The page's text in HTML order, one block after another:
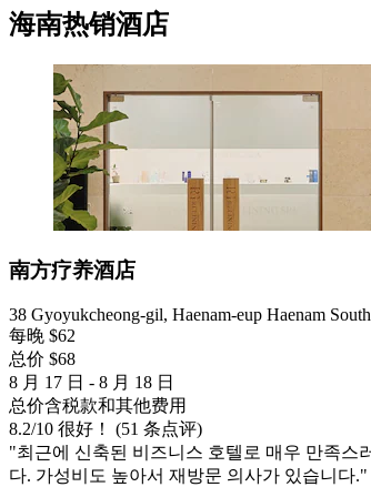
海南热销酒店
南方疗养酒店
38 Gyoyukcheong-gil, Haenam-eup Haenam
每晚 $62
总价 $68
8 月 17 日 - 8 月 18 日
总价含税款和其他费用
8.2/10 很好！ (51 条点评)
"최근에 신축된 비즈니스 호텔로 매우 만족스
다. 가성비도 높아서 재방문 의사가 있습니다."